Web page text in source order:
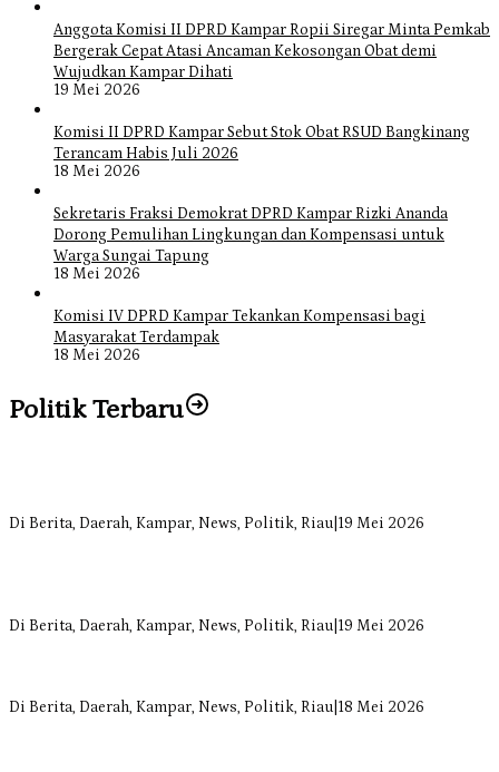
Anggota Komisi II DPRD Kampar Ropii Siregar Minta Pemkab
Bergerak Cepat Atasi Ancaman Kekosongan Obat demi
Wujudkan Kampar Dihati
19 Mei 2026
Komisi II DPRD Kampar Sebut Stok Obat RSUD Bangkinang
Terancam Habis Juli 2026
18 Mei 2026
Sekretaris Fraksi Demokrat DPRD Kampar Rizki Ananda
Dorong Pemulihan Lingkungan dan Kompensasi untuk
Warga Sungai Tapung
18 Mei 2026
Komisi IV DPRD Kampar Tekankan Kompensasi bagi
Masyarakat Terdampak
18 Mei 2026
Politik Terbaru
Di Berita, Daerah, Kampar, News, Politik, Riau 19 Mei 2026
Di Berita, Daerah, Kampar, News, Politik, Riau 19 Mei 2026
Di Berita, Daerah, Kampar, News, Politik, Riau 18 Mei 2026